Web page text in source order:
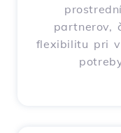
partnerov,
flexibilitu pri